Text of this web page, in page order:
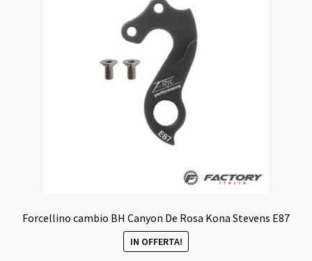
Forcellino cambio BH Canyon De Rosa Kona Stevens E87
IN OFFERTA!